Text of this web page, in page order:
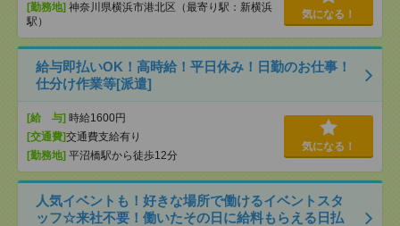
[勤務地] 神奈川県横浜市港北区（最寄り駅：新横浜
駅）
気になる！
給与即払いOK！高時給！平日休み！日勤のお仕事！
仕分け作業等[派遣]
[給 与] 時給1600円
[交通費]交通費支給有り
[勤務地] 平沼橋駅から徒歩12分
気になる！
人気イベントも！好きな場所で働けるイベントスタ
ッフ☆来社不要！働いたその日に給料もらえる日払